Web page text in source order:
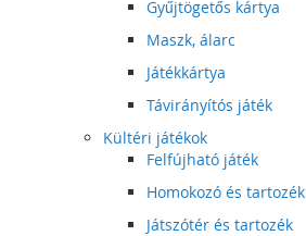
Gyűjtögetős kártya
Maszk, álarc
Játékkártya
Távirányítós játék
Kültéri játékok
Felfújható játék
Homokozó és tartozék
Játszótér és tartozék